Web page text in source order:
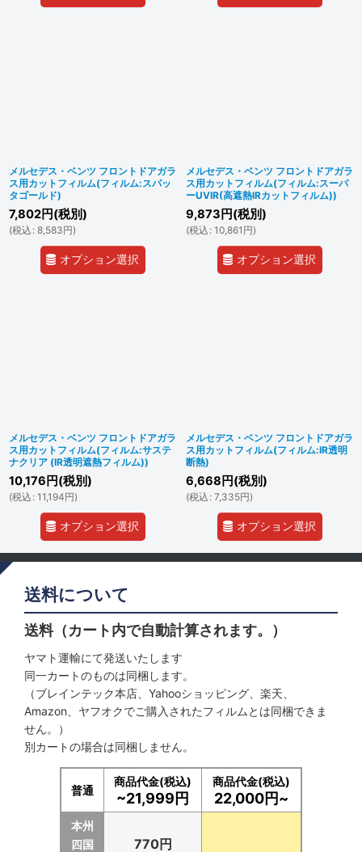
メルセデス・ベンツ フロントドアガラ
ス用カットフィルム(フィルム:スパッ
タゴールド)
7,802円(税別)
(税込 : 8,583円)
オプション選択
メルセデス・ベンツ フロントドアガラ
ス用カットフィルム(フィルム:スーパ
ーUVIR(高遮熱IRカットフィルム))
9,873 円(税別)
(税込 : 10,861 円)
オプション選択
メルセデス・ベンツ フロントドアガラ
ス用カットフィルム(フィルム:サステ
ナクリア (IR透明遮熱フィルム))
10,176 円(税別)
(税込 : 11,194円)
オプション選択
メルセデス・ベンツ フロントドアガラ
ス用カットフィルム(フィルム:IR透明
断熱)
6,668 円(税別)
(税込 : 7,335円)
オプション選択
送料について
送料（カート内で自動計算されます。）
ヤマト運輸にて発送いたします
同一カートのものは同梱します。
（ブレインテック本店、Yahooショッピング、楽天、
Amazon、ヤフオクでご購入されたフィルムとは同梱できま
せん。）
別カートの場合は同梱しません。
普通
商品代金(税込)
~21,999円
商品代金(税込)
22,000円~
本州
四国
770円